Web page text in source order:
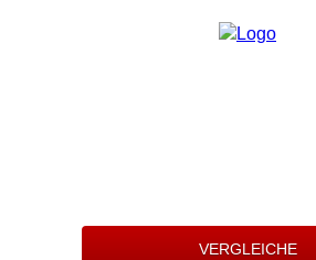
VERGLEICHE